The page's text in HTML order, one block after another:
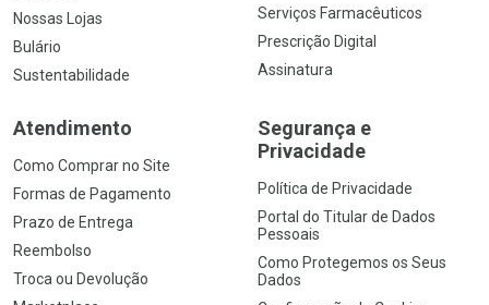
Nossas Lojas
Bulário
Sustentabilidade
Serviços Farmacêuticos
Prescrição Digital
Assinatura
Atendimento
Como Comprar no Site
Formas de Pagamento
Prazo de Entrega
Reembolso
Troca ou Devolução
Segurança e
Privacidade
Política de Privacidade
Portal do Titular de Dados
Pessoais
Como Protegemos os Seus
Dados